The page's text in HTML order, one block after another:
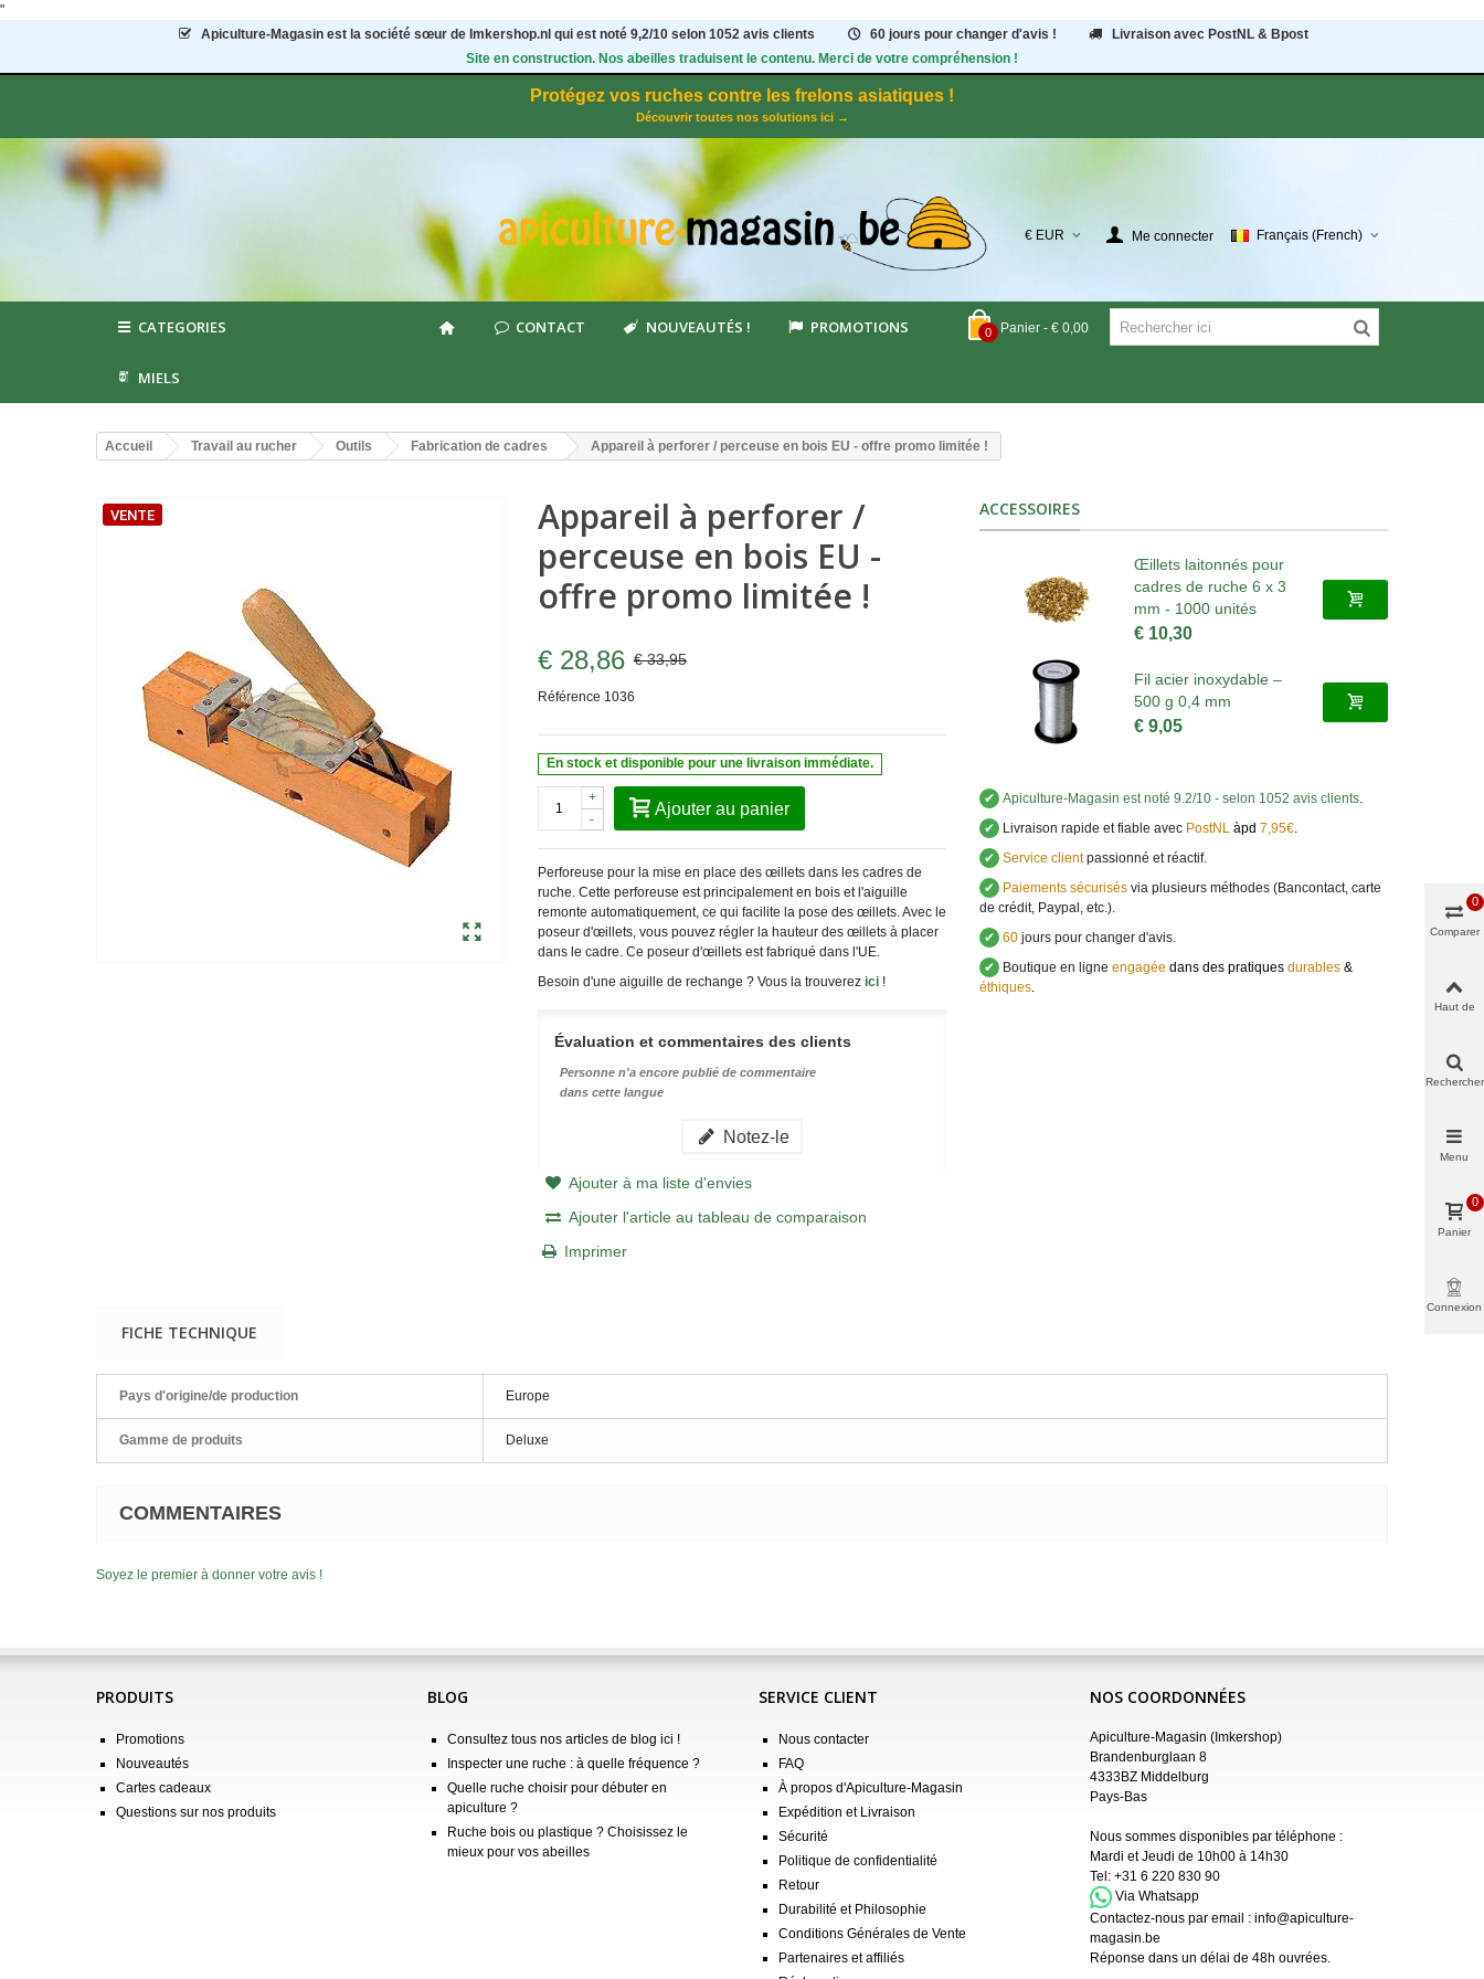
"
Apiculture-Magasin est la société sœur de Imkershop.nl qui est noté 9,2/10 selon 1052avis clients 60 jours pour changer d'avis !
Livraison avec PostNL & Bpost
Site en construction. Nos abeilles traduisent le contenu. Merci de votre compréhension !
Protégez vos ruches contre les frelons asiatiques !
Découvrir toutes nos solutions ici →
€ EUR Me connecter Français (French)
0 Panier - € 0,00
CATEGORIES CONTACT NOUVEAUTÉS ! PROMOTIONS
MIELS
Accueil Travail au rucher Outils Fabrication de cadres Appareil à perforer / perceuse en bois EU - offre promo limitée !
VENTE
Appareil à perforer /
perceuse en bois EU -
offre promo limitée !
€ 28,86 € 33,95
Référence 1036
En stock et disponible pour une livraison immédiate.
-
+
Ajouter au panier
Perforeuse pour la mise en place des œillets dans les cadres de
ruche. Cette perforeuse est principalement en bois et l'aiguille
remonte automatiquement, ce qui facilite la pose des œillets. Avec le
poseur d'œillets, vous pouvez régler la hauteur des œillets à placer
dans le cadre. Ce poseur d'œillets est fabriqué dans l'UE.
Besoin d'une aiguille de rechange ? Vous la trouverez ici!
Évaluation et commentaires des clients
Personne n'a encore publié de commentaire
dans cette langue
Notez-le
Ajouter à ma liste d'envies
Ajouter l'article au tableau de comparaison
Imprimer
ACCESSOIRES
Œillets laitonnés pour
cadres de ruche 6 x 3
mm - 1000 unités
€ 10,30
Fil acier inoxydable –
500 g 0,4 mm
€ 9,05
✔ Apiculture-Magasin est noté 9.2/10 - selon 1052 avis clients.
✔ Livraison rapide et fiable avecPostNL àpd 7,95€.
✔ Service clientpassionné et réactif.
✔ Paiements sécurisésvia plusieurs méthodes (Bancontact, carte
de crédit, Paypal, etc.).
✔ 60jours pour changer d'avis.
✔ Boutique en ligne engagée dans des pratiques durables&
éthiques.
FICHE TECHNIQUE
Pays d'origine/de production Europe
Gamme de produits Deluxe
COMMENTAIRES
Soyez le premier à donner votre avis !
PRODUITS
Promotions
Nouveautés
Cartes cadeaux
Questions sur nos produits
BLOG
Consultez tous nos articles de blog ici !
Inspecter une ruche : à quelle fréquence ?
Quelle ruche choisir pour débuter en
apiculture ?
Ruche bois ou plastique ? Choisissez le
mieux pour vos abeilles
SERVICE CLIENT
Nous contacter
FAQ
À propos d'Apiculture-Magasin
Expédition et Livraison
Sécurité
Politique de confidentialité
Retour
Durabilité et Philosophie
Conditions Générales de Vente
Partenaires et affiliés
NOS COORDONNÉES
Apiculture-Magasin (Imkershop)
Brandenburglaan 8
4333BZ Middelburg
Pays-Bas
Nous sommes disponibles par téléphone :
Mardi et Jeudi de 10h00 à 14h30
Tel: +31 6 220 830 90
Via Whatsapp
Contactez-nous par email : info@apiculture-
magasin.be
Réponse dans un délai de 48h ouvrées.
Comparer
0
Haut de
Rechercher
Menu
Panier
0
Connexion